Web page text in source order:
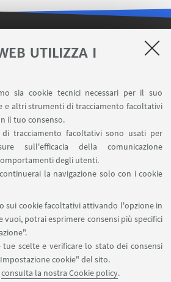
UTILIZZA I
sia cookie tecnici necessari per il suo
e altri strumenti di tracciamento facoltativi
il tuo consenso.
tracciamento facoltativi sono usati per
sull'efficacia della comunicazione
degli utenti.
la navigazione solo con i cookie
sui cookie facoltativi attivando l'opzione in
vuoi, potrai esprimere consensi più specifici
scelte e verificare lo stato dei consensi
cookie" del sito.
consulta la nostra Cookie policy.
LINK UTILI
riservata FILO
Web Missioni
AlmaEsami
AlmaWifi
da remoto
Azzo Gardino
UNIBO SU:
APP: